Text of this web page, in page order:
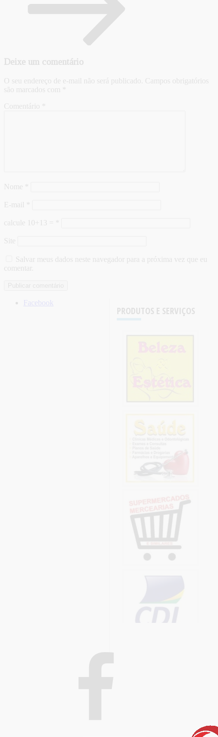
Deixe um comentário
O seu endereço de e-mail não será publicado. Campos obrigatórios
são marcados com
Comentário
Nome
E-mail
calcule 10+13 =
Site
Salvar meus dados neste navegador para a próxima vez que eu
comentar.
PRODUTOS E SERVIÇOS
Facebook